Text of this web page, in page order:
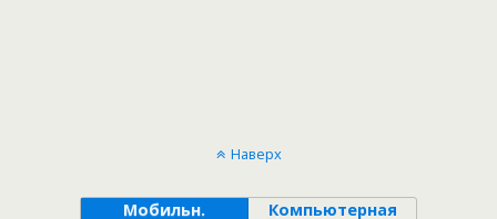
Наверх
Мобильн. Компьютерная